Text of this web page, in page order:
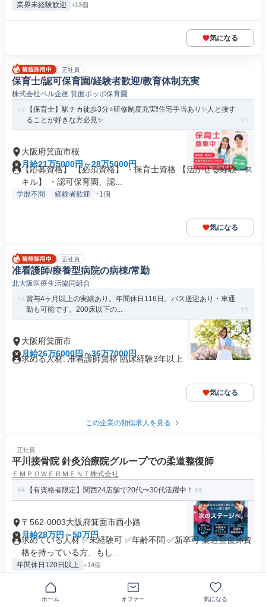
業界未経験歓迎 +13個
気になる
正社員
保育士/認可保育園/経験者歓迎/教育体制充実
株式会社ベル企画 箕面ポッポ保育園
【保育士】駅チカ徒歩3分⭐研修制度充実❗️住宅手当あり✨人と接す
ることが好きな方必見✨
大阪府箕面市桜
月給21万5000円～28万5000円
【応募資格】 【必須資格】 ・保育士資格 【活かせる経験・ス
キル】 ・認可保育園、認...
学歴不問 経験者歓迎 +1個
気になる
正社員
准看護師/療養型病院の病棟/常勤
北大阪医療生活協同組合
賞与4ヶ月以上の実績あり。年間休日116日。バス送迎あり・車通
勤も可能です。200床以下の...
大阪府箕面市
月給26万6000円～36万7000円
求める人材: 准看護師資格 臨床経験3年以上
気になる
この企業の類似求人を見る
正社員
平川接骨院 針灸治療院グループでの柔道整復師
ＥＭＰＯＷＥＲＭＥＮＴ株式会社
【有資格者限定】関西24店舗で20代〜30代活躍中！
〒562-0003大阪府箕面市西小路
月給28万円～50万円
求めている人材 ✅未経験可 ✅年齢不問 ✅新卒可 柔道整復師資
格を持っている方、もし...
年間休日120日以上 +14個
気になる
ホーム オファー 気になる